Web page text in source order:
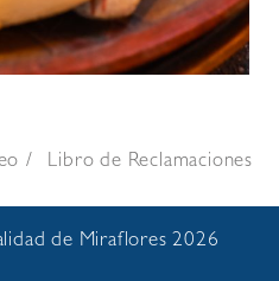
Libro de Reclamaciones
de Miraflores 2026